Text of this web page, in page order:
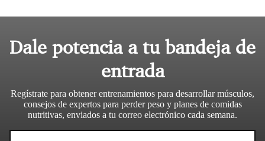
Dale potencia a tu bandeja de
entrada
Regístrate para obtener entrenamientos para desarrollar músculos,
consejos de expertos para perder peso y planes de comidas
nutritivas, enviados a tu correo electrónico cada semana.